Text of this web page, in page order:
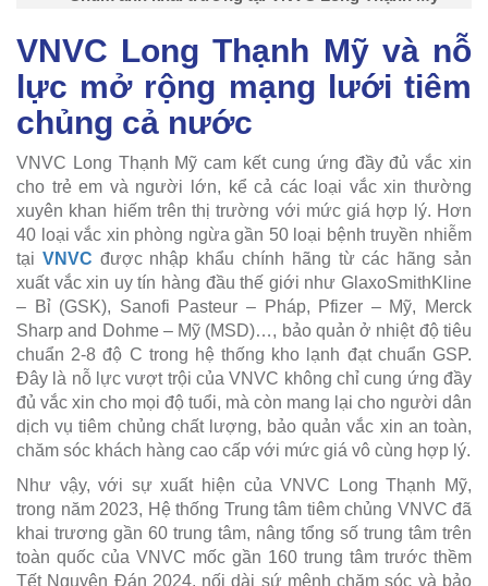
VNVC Long Thạnh Mỹ và nỗ
lực mở rộng mạng lưới tiêm
chủng cả nước
VNVC Long Thạnh Mỹ cam kết cung ứng đầy đủ vắc xin
cho trẻ em và người lớn, kể cả các loại vắc xin thường
xuyên khan hiếm trên thị trường với mức giá hợp lý. Hơn
40 loại vắc xin phòng ngừa gần 50 loại bệnh truyền nhiễm
tại VNVC được nhập khẩu chính hãng từ các hãng sản
xuất vắc xin uy tín hàng đầu thế giới như GlaxoSmithKline
– Bỉ (GSK), Sanofi Pasteur – Pháp, Pfizer – Mỹ, Merck
Sharp and Dohme – Mỹ (MSD)…, bảo quản ở nhiệt độ tiêu
chuẩn 2-8 độ C trong hệ thống kho lạnh đạt chuẩn GSP.
Đây là nỗ lực vượt trội của VNVC không chỉ cung ứng đầy
đủ vắc xin cho mọi độ tuổi, mà còn mang lại cho người dân
dịch vụ tiêm chủng chất lượng, bảo quản vắc xin an toàn,
chăm sóc khách hàng cao cấp với mức giá vô cùng hợp lý.
Như vậy, với sự xuất hiện của VNVC Long Thạnh Mỹ,
trong năm 2023, Hệ thống Trung tâm tiêm chủng VNVC đã
khai trương gần 60 trung tâm, nâng tổng số trung tâm trên
toàn quốc của VNVC mốc gần 160 trung tâm trước thềm
Tết Nguyên Đán 2024, nối dài sứ mệnh chăm sóc và bảo